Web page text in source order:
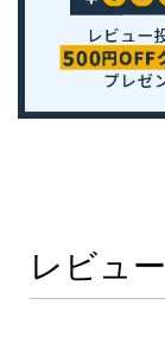
レビュー